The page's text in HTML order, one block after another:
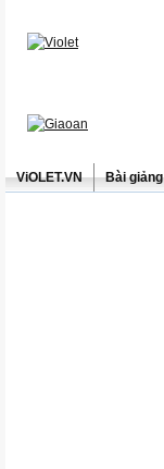
ViOLET.VN Bài giảng